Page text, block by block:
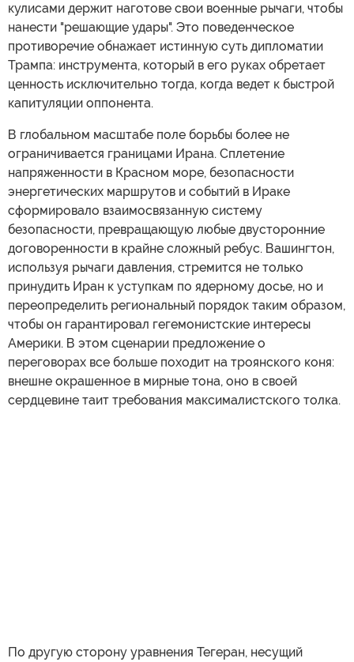
кулисами держит наготове свои военные рычаги, чтобы
нанести "решающие удары". Это поведенческое
противоречие обнажает истинную суть дипломатии
Трампа: инструмента, который в его руках обретает
ценность исключительно тогда, когда ведет к быстрой
капитуляции оппонента.
В глобальном масштабе поле борьбы более не
ограничивается границами Ирана. Сплетение
напряженности в Красном море, безопасности
энергетических маршрутов и событий в Ираке
сформировало взаимосвязанную систему
безопасности, превращающую любые двусторонние
договоренности в крайне сложный ребус. Вашингтон,
используя рычаги давления, стремится не только
принудить Иран к уступкам по ядерному досье, но и
переопределить региональный порядок таким образом,
чтобы он гарантировал гегемонистские интересы
Америки. В этом сценарии предложение о
переговорах все больше походит на троянского коня:
внешне окрашенное в мирные тона, оно в своей
сердцевине таит требования максималистского толка.
По другую сторону уравнения Тегеран, несущий